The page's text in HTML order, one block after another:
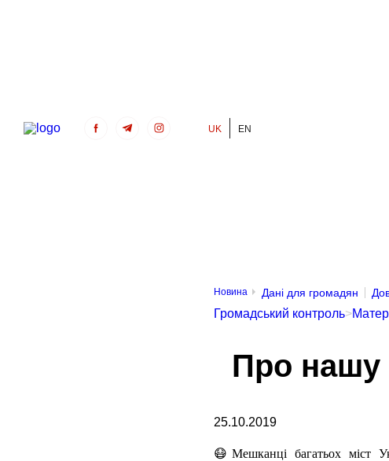
UK EN
Новина Дані для громадян
Громадський контроль>
Про нашу
25.10.2019
😷Мешканці багатьох міст